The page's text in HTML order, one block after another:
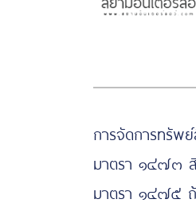
การจัดการทรัพ
มาตรา ๑๔๗๓ สิ
มาตรา ๑๔๗๕ ถ้